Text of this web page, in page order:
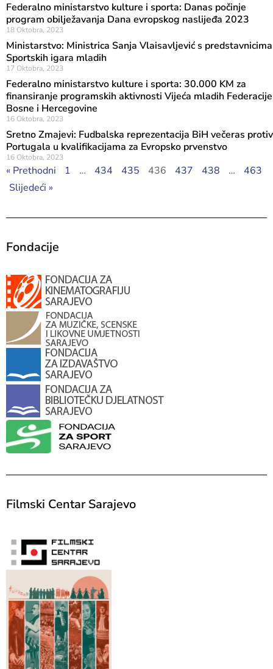
Federalno ministarstvo kulture i sporta: Danas počinje
program obilježavanja Dana evropskog naslijeđa 2023
18 Oktobra, 2023
Ministarstvo: Ministrica Sanja Vlaisavljević s predstavnicima
Sportskih igara mladih
17 Oktobra, 2023
Federalno ministarstvo kulture i sporta: 30.000 KM za
finansiranje programskih aktivnosti Vijeća mladih Federacije
Bosne i Hercegovine
16 Oktobra, 2023
Sretno Zmajevi: Fudbalska reprezentacija BiH večeras protiv
Portugala u kvalifikacijama za Evropsko prvenstvo
16 Oktobra, 2023
« Prethodni 1 … 434 435 436 437 438 …
463
Slijedeći »
Fondacije
Filmski Centar Sarajevo